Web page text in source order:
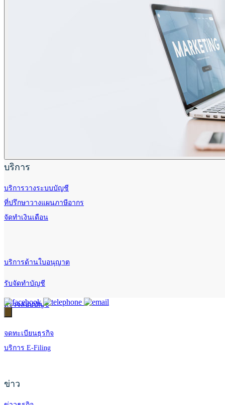
บริการ
บริการวางระบบบัญชี
ที่ปรึกษาวางแผนภาษีอากร
จัดทำเงินเดือน
บริการด้านใบอนุญาต
รับจัดทำบัญชี
ตรวจสอบบัญชี
จดทะเบียนธุรกิจ
บริการ E-Filing
ข่าว